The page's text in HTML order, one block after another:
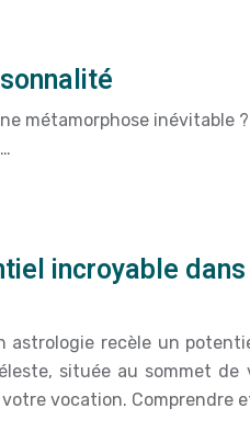
métamorphose inévitable
incroyable
astrologie recèle un
située au sommet
vocation. Comprendre